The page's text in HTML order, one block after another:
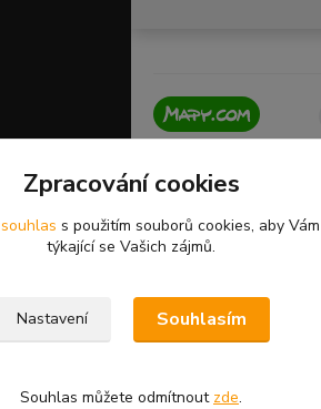
Zpracování cookies
souhlas s použitím souborů cookies, aby
týkající se Vašich zájmů.
Nastavení Souhlasím
Souhlas můžete odmítnout zde.